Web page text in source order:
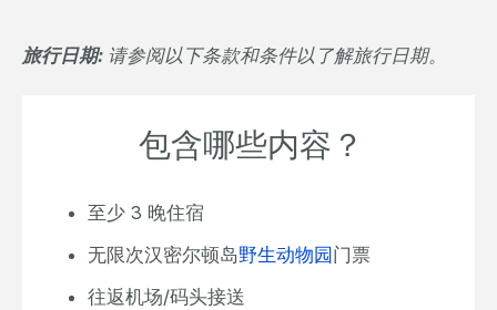
旅行日期: 请参阅以下条款和条件以了解旅行日期。
包含哪些内容？
至少 3 晚住宿
无限次汉密尔顿岛野生动物园 门票
往返机场/码头接送